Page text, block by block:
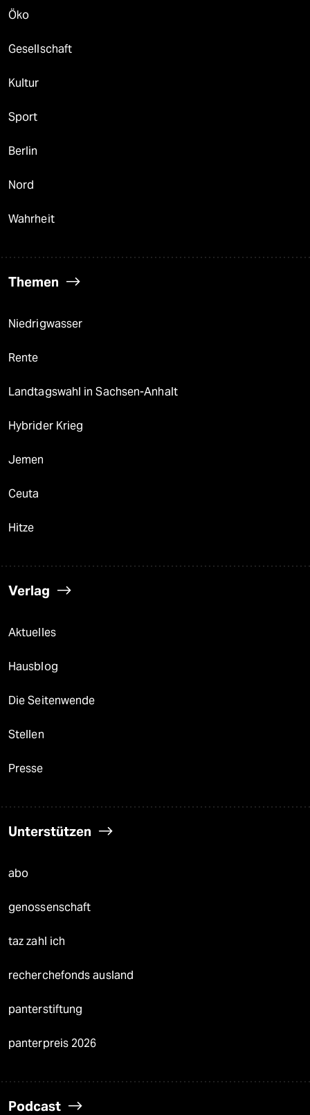
Öko
Gesellschaft
Kultur
Sport
Berlin
Nord
Wahrheit
Themen
Niedrigwasser
Rente
Landtagswahl in Sachsen-Anhalt
Hybrider Krieg
Jemen
Ceuta
Hitze
Verlag
Aktuelles
Hausblog
Die Seitenwende
Stellen
Presse
Unterstützen
abo
genossenschaft
taz zahl ich
recherchefonds ausland
panterstiftung
panterpreis 2026
Podcast